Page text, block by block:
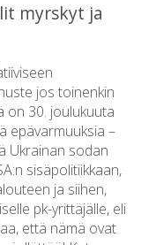
myrskyt ja
jos toinenkin
on 30. joulukuuta
epävarmuuksia –
Ukrainan sodan
sisäpolitiikkaan,
ja siihen,
pk-yrittäjälle, eli
että nämä ovat